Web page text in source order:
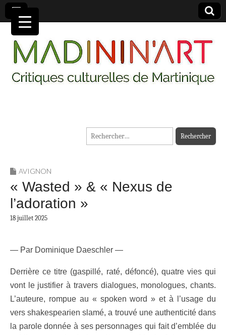
MADININ'ART
Rechercher :
AVIGNON
« Wasted » & « Nexus de
l’adoration »
18 juillet 2025
— Par Dominique Daeschler —
Derrière ce titre (gaspillé, raté, défoncé), quatre vies qui
vont le justifier à travers dialogues, monologues, chants.
L’auteure, rompue au « spoken word » et à l’usage du
vers shakespearien slamé, a trouvé une authenticité dans
la parole donnée à ses personnages qui fait d’emblée du